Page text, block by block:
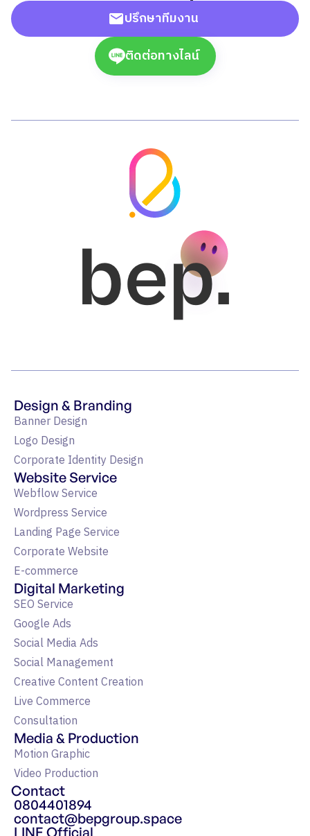
ปรึกษาทีมงาน
ติดต่อทางไลน์
bep.
Design & Branding
Banner Design
Logo Design
Corporate Identity Design
Website Service
Webflow Service
Wordpress Service
Landing Page Service
Corporate Website
E-commerce
Digital Marketing
SEO Service
Google Ads
Social Media Ads
Social Management
Creative Content Creation
Live Commerce
Consultation
Media & Production
Motion Graphic
Video Production
Contact
0804401894
contact@bepgroup.space
LINE Official